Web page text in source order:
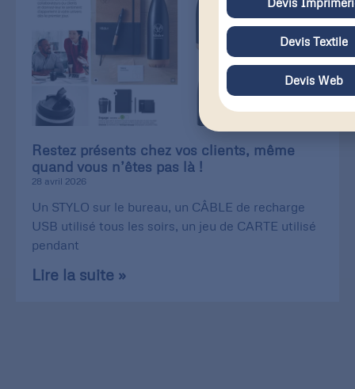
Restez présents chez vos clients, même
quand vous n’êtes pas là !
28 avril 2026
Un STYLO sur le bureau, un CÂBLE de recharge
USB utilisé tous les soirs, un jeu de CARTE utilisé
pendant
Lire la suite »
Devis Textile
Devis Web